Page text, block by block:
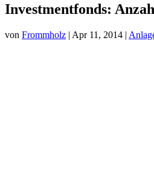
Investmentfonds:
von Frommholz | Apr 11, 2014 |